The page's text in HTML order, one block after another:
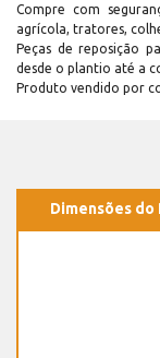
Compre com
agrícola, tratores,
Peças de reposição
desde o plantio até a
Produto vendido por
Dimensões do